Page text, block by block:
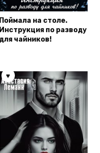
Поймала на столе.
Инструкция по разводу
для чайников!